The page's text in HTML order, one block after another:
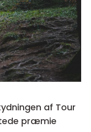
af Tour
præmie